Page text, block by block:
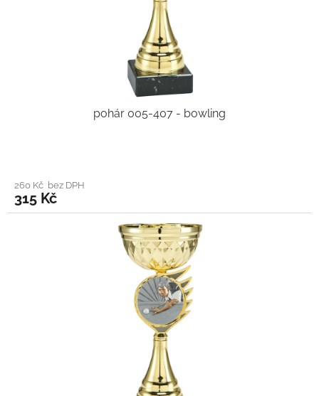
pohár 005-407 - bowling
260 Kč bez DPH
315 Kč